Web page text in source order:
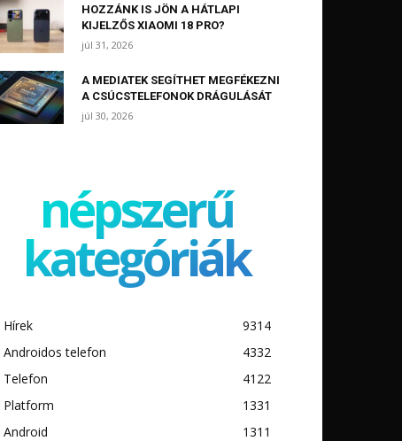
HOZZÁNK IS JÖN A HÁTLAPI
KIJELZŐS XIAOMI 18 PRO?
júl 31, 2026
A MEDIATEK SEGÍTHET MEGFÉKEZNI
A CSÚCSTELEFONOK DRÁGULÁSÁT
júl 30, 2026
népszerű
kategóriák
Hírek
9314
Androidos telefon
4332
Telefon
4122
Platform
1331
Android
1311